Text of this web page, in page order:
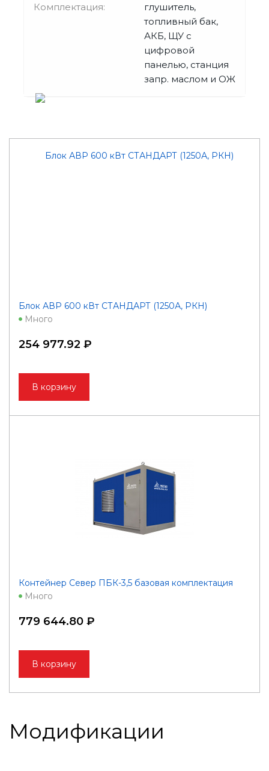
Комплектация:
глушитель,
топливный бак,
АКБ, ЩУ с
цифровой
панелью, станция
запр. маслом и ОЖ
Блок АВР 600 кВт СТАНДАРТ (1250А, РКН)
Много
254 977.92 ₽
В корзину
Контейнер Север ПБК-3,5 базовая комплектация
Много
779 644.80 ₽
В корзину
Модификации